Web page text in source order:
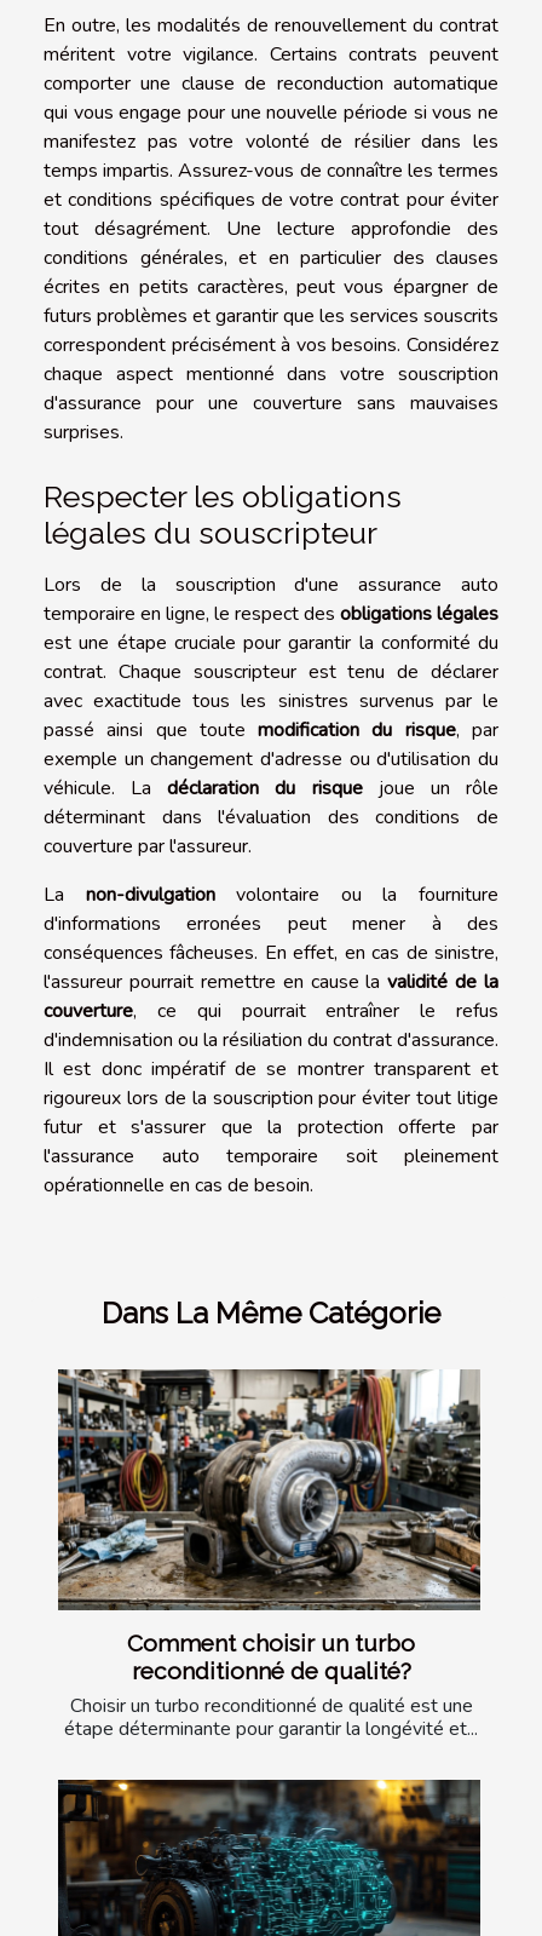
En outre, les modalités de renouvellement du contrat
méritent votre vigilance. Certains contrats peuvent
comporter une clause de reconduction automatique
qui vous engage pour une nouvelle période si vous ne
manifestez pas votre volonté de résilier dans les
temps impartis. Assurez-vous de connaître les termes
et conditions spécifiques de votre contrat pour éviter
tout désagrément. Une lecture approfondie des
conditions générales, et en particulier des clauses
écrites en petits caractères, peut vous épargner de
futurs problèmes et garantir que les services souscrits
correspondent précisément à vos besoins. Considérez
chaque aspect mentionné dans votre souscription
d'assurance pour une couverture sans mauvaises
surprises.
Respecter les obligations
légales du souscripteur
Lors de la souscription d'une assurance auto
temporaire en ligne, le respect des obligations légales
est une étape cruciale pour garantir la conformité du
contrat. Chaque souscripteur est tenu de déclarer
avec exactitude tous les sinistres survenus par le
passé ainsi que toutemodification du risque, par
exemple un changement d'adresse ou d'utilisation du
véhicule. Ladéclaration du risquejoue un rôle
déterminant dans l'évaluation des conditions de
couverture par l'assureur.
La non-divulgationvolontaire ou la fourniture
d'informations erronées peut mener à des
conséquences fâcheuses. En effet, en cas de sinistre,
l'assureur pourrait remettre en cause lavalidité de la
couverture, ce qui pourrait entraîner le refus
d'indemnisation ou la résiliation du contrat d'assurance.
Il est donc impératif de se montrer transparent et
rigoureux lors de la souscription pour éviter tout litige
futur et s'assurer que la protection offerte par
l'assurance auto temporaire soit pleinement
opérationnelle en cas de besoin.
Dans La Même Catégorie
Comment choisir un turbo
reconditionné de qualité?
Choisir un turbo reconditionné de qualité est une
étape déterminante pour garantir la longévité et...